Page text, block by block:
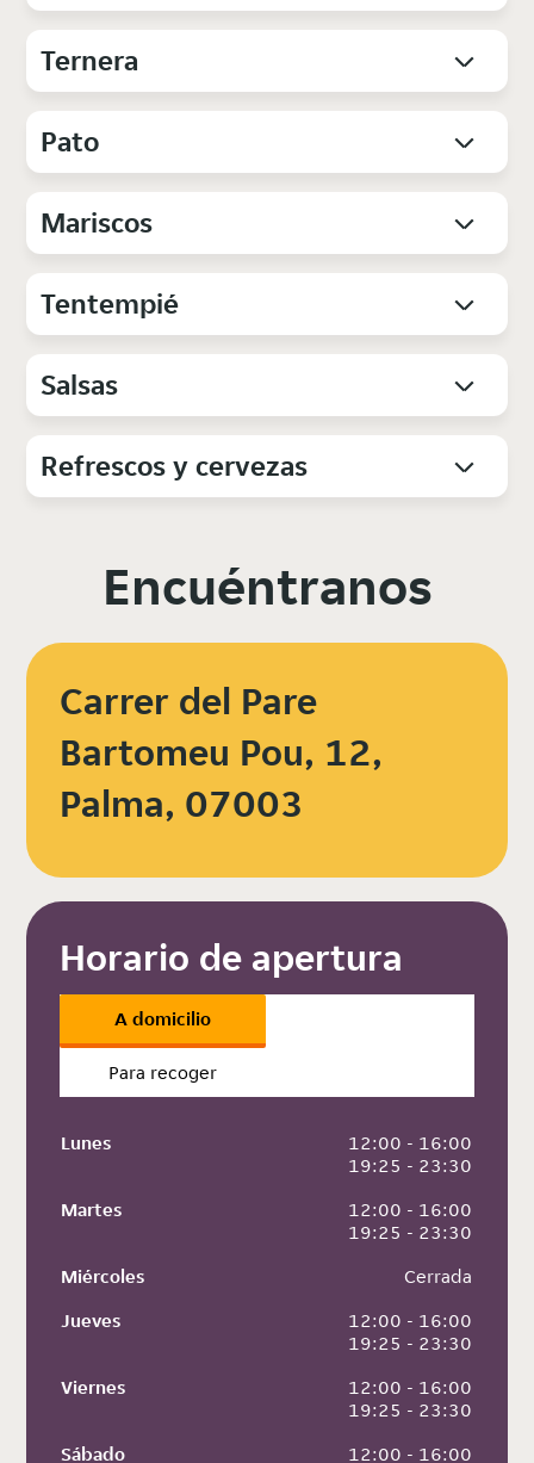
Ternera
Pato
Mariscos
Tentempié
Salsas
Refrescos y cervezas
Encuéntranos
Carrer del Pare
Bartomeu Pou, 12,
Palma, 07003
Horario de apertura
A domicilio
Para recoger
Lunes
12:00 - 16:00
19:25 - 23:30
Martes
12:00 - 16:00
19:25 - 23:30
Miércoles
Cerrada
Jueves
12:00 - 16:00
19:25 - 23:30
Viernes
12:00 - 16:00
19:25 - 23:30
Sábado
12:00 - 16:00